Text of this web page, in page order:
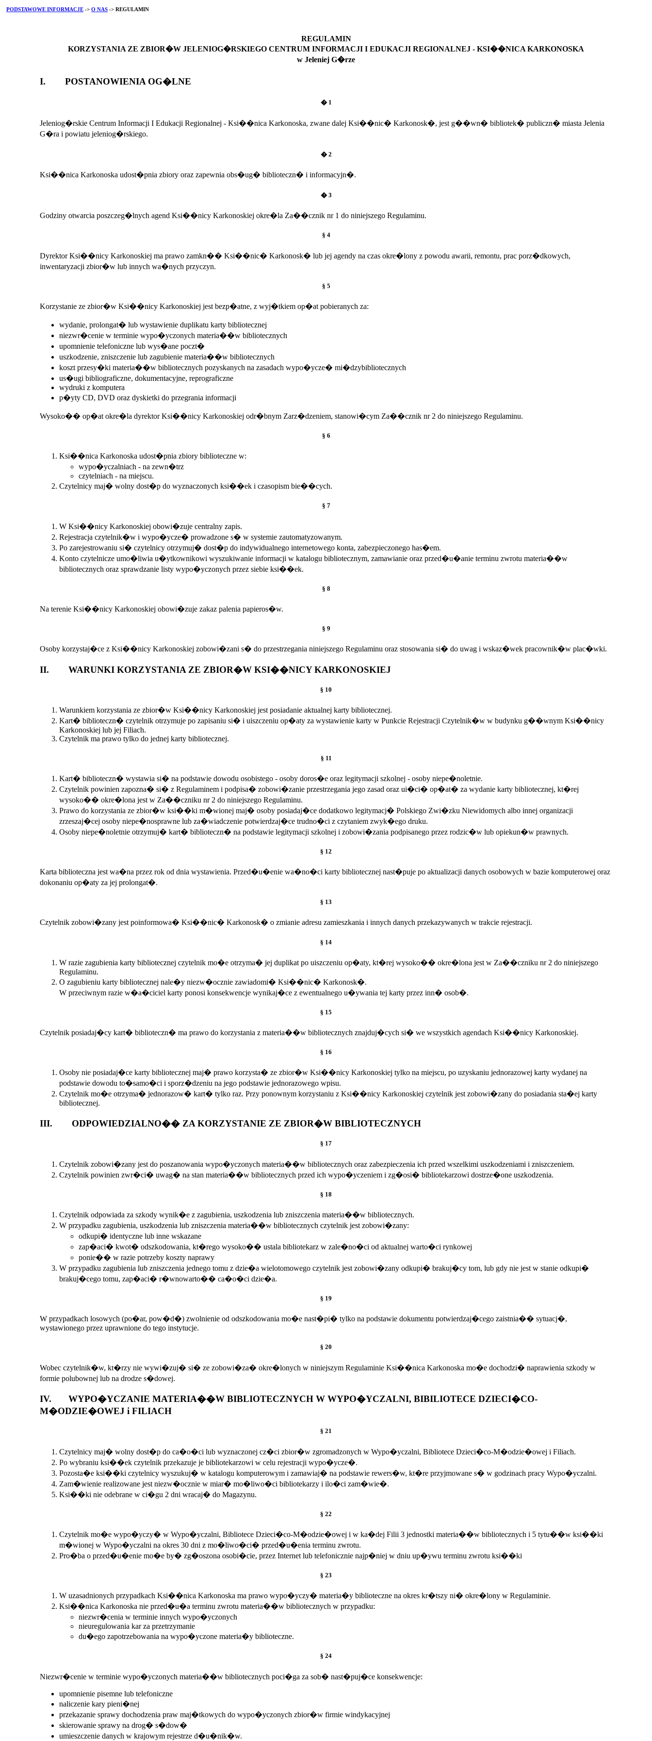
PODSTAWOWE INFORMACJE -> O NAS -> REGULAMIN
REGULAMIN
KORZYSTANIA ZE ZBIOR�W JELENIOG�RSKIEGO CENTRUM INFORMACJI I EDUKACJI REGIONALNEJ - KSI��NICA KARKONOSKA
w Jeleniej G�rze
I. POSTANOWIENIA OG�LNE
� 1
Jeleniog�rskie Centrum Informacji I Edukacji Regionalnej - Ksi��nica Karkonoska, zwane dalej Ksi��nic� Karkonosk�, jest g��wn� bibliotek� publiczn� miasta Jelenia
G�ra i powiatu jeleniog�rskiego.
� 2
Ksi��nica Karkonoska udost�pnia zbiory oraz zapewnia obs�ug� biblioteczn� i informacyjn�.
� 3
Godziny otwarcia poszczeg�lnych agend Ksi��nicy Karkonoskiej okre�la Za��cznik nr 1 do niniejszego Regulaminu.
§ 4
Dyrektor Ksi��nicy Karkonoskiej ma prawo zamkn�� Ksi��nic� Karkonosk� lub jej agendy na czas okre�lony z powodu awarii, remontu, prac porz�dkowych,
inwentaryzacji zbior�w lub innych wa�nych przyczyn.
§ 5
Korzystanie ze zbior�w Ksi��nicy Karkonoskiej jest bezp�atne, z wyj�tkiem op�at pobieranych za:
wydanie, prolongat� lub wystawienie duplikatu karty bibliotecznej
niezwr�cenie w terminie wypo�yczonych materia��w bibliotecznych
upomnienie telefoniczne lub wys�ane poczt�
uszkodzenie, zniszczenie lub zagubienie materia��w bibliotecznych
koszt przesy�ki materia��w bibliotecznych pozyskanych na zasadach wypo�ycze� mi�dzybibliotecznych
us�ugi bibliograficzne, dokumentacyjne, reprograficzne
wydruki z komputera
p�yty CD, DVD oraz dyskietki do przegrania informacji
Wysoko�� op�at okre�la dyrektor Ksi��nicy Karkonoskiej odr�bnym Zarz�dzeniem, stanowi�cym Za��cznik nr 2 do niniejszego Regulaminu.
§ 6
Ksi��nica Karkonoska udost�pnia zbiory biblioteczne w:
wypo�yczalniach - na zewn�trz
czytelniach - na miejscu.
Czytelnicy maj� wolny dost�p do wyznaczonych ksi��ek i czasopism bie��cych.
§ 7
W Ksi��nicy Karkonoskiej obowi�zuje centralny zapis.
Rejestracja czytelnik�w i wypo�ycze� prowadzone s� w systemie zautomatyzowanym.
Po zarejestrowaniu si� czytelnicy otrzymuj� dost�p do indywidualnego internetowego konta, zabezpieczonego has�em.
Konto czytelnicze umo�liwia u�ytkownikowi wyszukiwanie informacji w katalogu bibliotecznym, zamawianie oraz przed�u�anie terminu zwrotu materia��w
bibliotecznych oraz sprawdzanie listy wypo�yczonych przez siebie ksi��ek.
§ 8
Na terenie Ksi��nicy Karkonoskiej obowi�zuje zakaz palenia papieros�w.
§ 9
Osoby korzystaj�ce z Ksi��nicy Karkonoskiej zobowi�zani s� do przestrzegania niniejszego Regulaminu oraz stosowania si� do uwag i wskaz�wek pracownik�w plac�wki.
II. WARUNKI KORZYSTANIA ZE ZBIOR�W KSI��NICY KARKONOSKIEJ
§ 10
Warunkiem korzystania ze zbior�w Ksi��nicy Karkonoskiej jest posiadanie aktualnej karty bibliotecznej.
Kart� biblioteczn� czytelnik otrzymuje po zapisaniu si� i uiszczeniu op�aty za wystawienie karty w Punkcie Rejestracji Czytelnik�w w budynku g��wnym Ksi��nicy
Karkonoskiej lub jej Filiach.
Czytelnik ma prawo tylko do jednej karty bibliotecznej.
§ 11
Kart� biblioteczn� wystawia si� na podstawie dowodu osobistego - osoby doros�e oraz legitymacji szkolnej - osoby niepe�noletnie.
Czytelnik powinien zapozna� si� z Regulaminem i podpisa� zobowi�zanie przestrzegania jego zasad oraz ui�ci� op�at� za wydanie karty bibliotecznej, kt�rej
wysoko�� okre�lona jest w Za��czniku nr 2 do niniejszego Regulaminu.
Prawo do korzystania ze zbior�w ksi��ki m�wionej maj� osoby posiadaj�ce dodatkowo legitymacj� Polskiego Zwi�zku Niewidomych albo innej organizacji
zrzeszaj�cej osoby niepe�nosprawne lub za�wiadczenie potwierdzaj�ce trudno�ci z czytaniem zwyk�ego druku.
Osoby niepe�noletnie otrzymuj� kart� biblioteczn� na podstawie legitymacji szkolnej i zobowi�zania podpisanego przez rodzic�w lub opiekun�w prawnych.
§ 12
Karta biblioteczna jest wa�na przez rok od dnia wystawienia. Przed�u�enie wa�no�ci karty bibliotecznej nast�puje po aktualizacji danych osobowych w bazie komputerowej oraz
dokonaniu op�aty za jej prolongat�.
§ 13
Czytelnik zobowi�zany jest poinformowa� Ksi��nic� Karkonosk� o zmianie adresu zamieszkania i innych danych przekazywanych w trakcie rejestracji.
§ 14
W razie zagubienia karty bibliotecznej czytelnik mo�e otrzyma� jej duplikat po uiszczeniu op�aty, kt�rej wysoko�� okre�lona jest w Za��czniku nr 2 do niniejszego
Regulaminu.
O zagubieniu karty bibliotecznej nale�y niezw�ocznie zawiadomi� Ksi��nic� Karkonosk�.
W przeciwnym razie w�a�ciciel karty ponosi konsekwencje wynikaj�ce z ewentualnego u�ywania tej karty przez inn� osob�.
§ 15
Czytelnik posiadaj�cy kart� biblioteczn� ma prawo do korzystania z materia��w bibliotecznych znajduj�cych si� we wszystkich agendach Ksi��nicy Karkonoskiej.
§ 16
Osoby nie posiadaj�ce karty bibliotecznej maj� prawo korzysta� ze zbior�w Ksi��nicy Karkonoskiej tylko na miejscu, po uzyskaniu jednorazowej karty wydanej na
podstawie dowodu to�samo�ci i sporz�dzeniu na jego podstawie jednorazowego wpisu.
Czytelnik mo�e otrzyma� jednorazow� kart� tylko raz. Przy ponownym korzystaniu z Ksi��nicy Karkonoskiej czytelnik jest zobowi�zany do posiadania sta�ej karty
bibliotecznej.
III. ODPOWIEDZIALNO�� ZA KORZYSTANIE ZE ZBIOR�W BIBLIOTECZNYCH
§ 17
Czytelnik zobowi�zany jest do poszanowania wypo�yczonych materia��w bibliotecznych oraz zabezpieczenia ich przed wszelkimi uszkodzeniami i zniszczeniem.
Czytelnik powinien zwr�ci� uwag� na stan materia��w bibliotecznych przed ich wypo�yczeniem i zg�osi� bibliotekarzowi dostrze�one uszkodzenia.
§ 18
Czytelnik odpowiada za szkody wynik�e z zagubienia, uszkodzenia lub zniszczenia materia��w bibliotecznych.
W przypadku zagubienia, uszkodzenia lub zniszczenia materia��w bibliotecznych czytelnik jest zobowi�zany:
odkupi� identyczne lub inne wskazane
zap�aci� kwot� odszkodowania, kt�rego wysoko�� ustala bibliotekarz w zale�no�ci od aktualnej warto�ci rynkowej
ponie�� w razie potrzeby koszty naprawy
W przypadku zagubienia lub zniszczenia jednego tomu z dzie�a wielotomowego czytelnik jest zobowi�zany odkupi� brakuj�cy tom, lub gdy nie jest w stanie odkupi�
brakuj�cego tomu, zap�aci� r�wnowarto�� ca�o�ci dzie�a.
§ 19
W przypadkach losowych (po�ar, pow�d�) zwolnienie od odszkodowania mo�e nast�pi� tylko na podstawie dokumentu potwierdzaj�cego zaistnia�� sytuacj�,
wystawionego przez uprawnione do tego instytucje.
§ 20
Wobec czytelnik�w, kt�rzy nie wywi�zuj� si� ze zobowi�za� okre�lonych w niniejszym Regulaminie Ksi��nica Karkonoska mo�e dochodzi� naprawienia szkody w
formie polubownej lub na drodze s�dowej.
IV. WYPO�YCZANIE MATERIA��W BIBLIOTECZNYCH W WYPO�YCZALNI, BIBILIOTECE DZIECI�CO-
M�ODZIE�OWEJ i FILIACH
§ 21
Czytelnicy maj� wolny dost�p do ca�o�ci lub wyznaczonej cz�ci zbior�w zgromadzonych w Wypo�yczalni, Bibliotece Dzieci�co-M�odzie�owej i Filiach.
Po wybraniu ksi��ek czytelnik przekazuje je bibliotekarzowi w celu rejestracji wypo�ycze�.
Pozosta�e ksi��ki czytelnicy wyszukuj� w katalogu komputerowym i zamawiaj� na podstawie rewers�w, kt�re przyjmowane s� w godzinach pracy Wypo�yczalni.
Zam�wienie realizowane jest niezw�ocznie w miar� mo�liwo�ci bibliotekarzy i ilo�ci zam�wie�.
Ksi��ki nie odebrane w ci�gu 2 dni wracaj� do Magazynu.
§ 22
Czytelnik mo�e wypo�yczy� w Wypo�yczalni, Bibliotece Dzieci�co-M�odzie�owej i w ka�dej Filii 3 jednostki materia��w bibliotecznych i 5 tytu��w ksi��ki
m�wionej w Wypo�yczalni na okres 30 dni z mo�liwo�ci� przed�u�enia terminu zwrotu.
Pro�ba o przed�u�enie mo�e by� zg�oszona osobi�cie, przez Internet lub telefonicznie najp�niej w dniu up�ywu terminu zwrotu ksi��ki
§ 23
W uzasadnionych przypadkach Ksi��nica Karkonoska ma prawo wypo�yczy� materia�y biblioteczne na okres kr�tszy ni� okre�lony w Regulaminie.
Ksi��nica Karkonoska nie przed�u�a terminu zwrotu materia��w bibliotecznych w przypadku:
niezwr�cenia w terminie innych wypo�yczonych
nieuregulowania kar za przetrzymanie
du�ego zapotrzebowania na wypo�yczone materia�y biblioteczne.
§ 24
Niezwr�cenie w terminie wypo�yczonych materia��w bibliotecznych poci�ga za sob� nast�puj�ce konsekwencje:
upomnienie pisemne lub telefoniczne
naliczenie kary pieni�nej
przekazanie sprawy dochodzenia praw maj�tkowych do wypo�yczonych zbior�w firmie windykacyjnej
skierowanie sprawy na drog� s�dow�
umieszczenie danych w krajowym rejestrze d�u�nik�w.